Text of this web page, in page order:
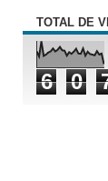
TOTAL DE
6 0